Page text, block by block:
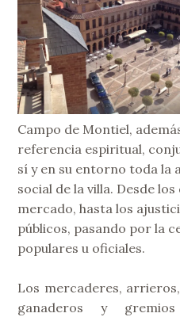
Campo de Montiel,
referencia espiritual,
sí y en su entorno toda la
social de la villa. Desde los
mercado, hasta los
públicos, pasando por la
populares u oficiales.
Los mercaderes,
ganaderos y gremios